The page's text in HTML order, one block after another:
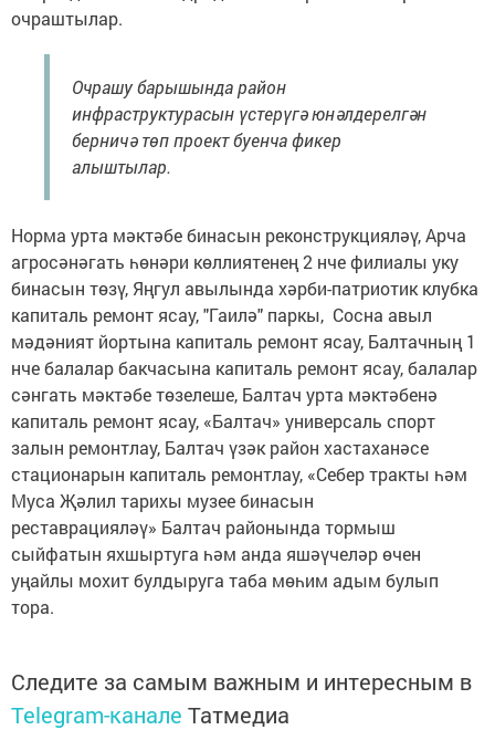
очраштылар.
Очрашу барышында район
инфраструктурасын үстерүгә юнәлдерелгән
берничә төп проект буенча фикер
алыштылар.
Норма урта мәктәбе бинасын реконструкцияләү, Арча
агросәнәгать һөнәри көллиятенең 2 нче филиалы уку
бинасын төзү, Яңгул авылында хәрби-патриотик клубка
капиталь ремонт ясау, "Гаилә" паркы, Сосна авыл
мәдәният йортына капиталь ремонт ясау, Балтачның 1
нче балалар бакчасына капиталь ремонт ясау, балалар
сәнгать мәктәбе төзелеше, Балтач урта мәктәбенә
капиталь ремонт ясау, «Балтач» универсаль спорт
залын ремонтлау, Балтач үзәк район хастаханәсе
стационарын капиталь ремонтлау, «Себер тракты һәм
Муса Җәлил тарихы музее бинасын
реставрацияләү» Балтач районында тормыш
сыйфатын яхшыртуга һәм анда яшәүчеләр өчен
уңайлы мохит булдыруга таба мөһим адым булып
тора.
Следите за самым важным и интересным в
Telegram-канале Татмедиа